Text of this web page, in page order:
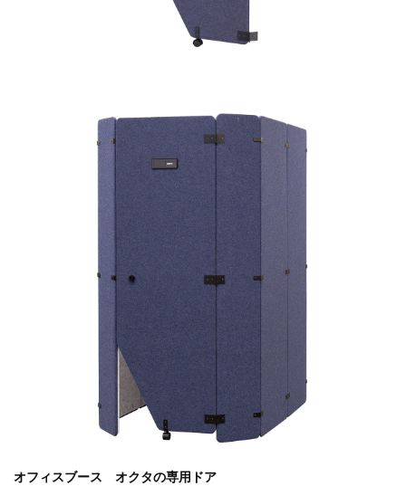
オフィスブース オクタの専用ドア